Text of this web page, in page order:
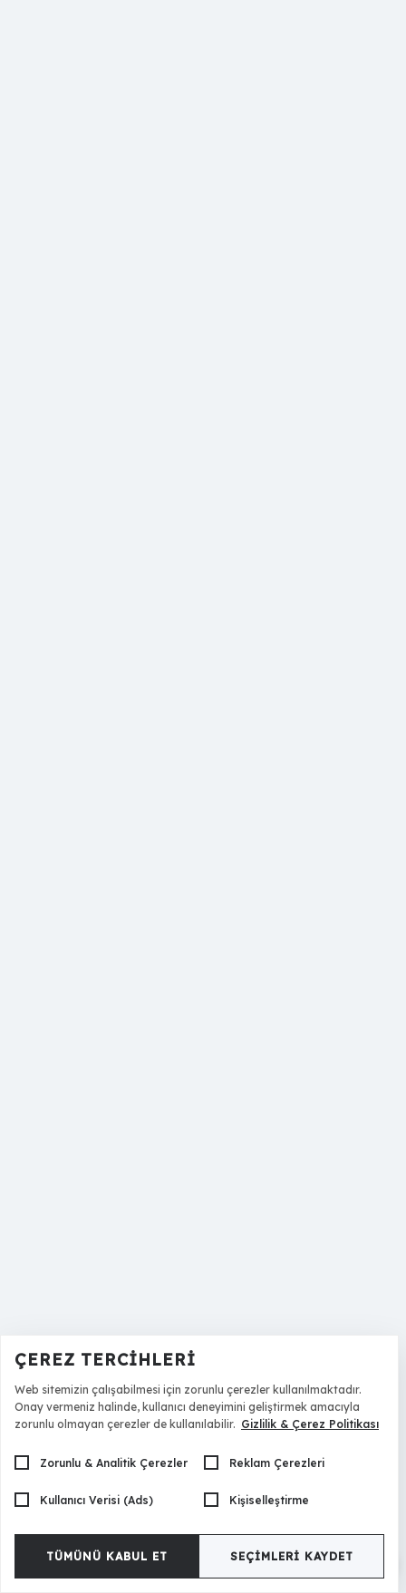
ÇEREZ TERCIHLERI
Web sitemizin çalışabilmesi için zorunlu çerezler kullanılmaktadır.
Onay vermeniz halinde, kullanıcı deneyimini geliştirmek amacıyla
zorunlu olmayan çerezler de kullanılabilir. Gizlilik & Çerez Politikası
Zorunlu & Analitik Çerezler Reklam Çerezleri
Kullanıcı Verisi (Ads) Kişiselleştirme
TÜMÜNÜ KABUL ET SEÇIMLERI KAYDET